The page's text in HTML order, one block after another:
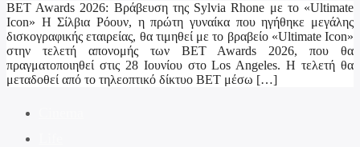
BET Awards 2026: Βράβευση της Sylvia Rhone με το «Ultimate
Icon» Η Σίλβια Ρόουν, η πρώτη γυναίκα που ηγήθηκε μεγάλης
δισκογραφικής εταιρείας, θα τιμηθεί με το βραβείο «Ultimate Icon»
στην τελετή απονομής των BET Awards 2026, που θα
πραγματοποιηθεί στις 28 Ιουνίου στο Los Angeles. Η τελετή θα
μεταδοθεί από το τηλεοπτικό δίκτυο BET μέσω […]